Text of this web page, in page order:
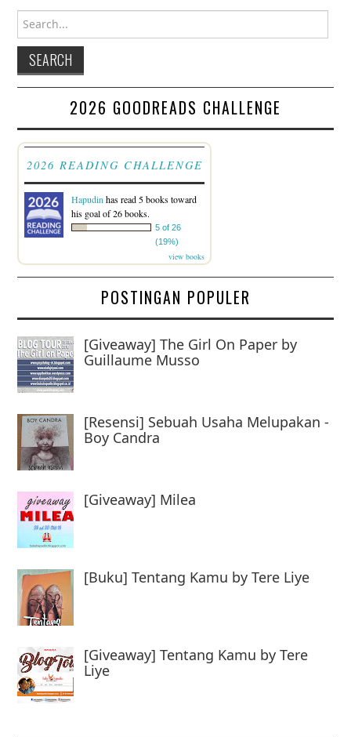
Search for:
2026 GOODREADS CHALLENGE
2026 READING CHALLENGE
Hapudinhas read 5 books toward
his goal of 26 books.
5 of 26
(19%)
view books
POSTINGAN POPULER
[Giveaway] The Girl On Paper by
Guillaume Musso
[Resensi] Sebuah Usaha Melupakan -
Boy Candra
[Giveaway] Milea
[Buku] Tentang Kamu by Tere Liye
[Giveaway] Tentang Kamu by Tere
Liye